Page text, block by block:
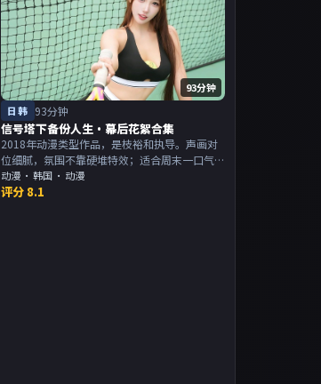
93分钟
日韩 93分钟
信号塔下备份人生·幕后花絮合集
2018年动漫类型作品，是枝裕和执导。声画对
位细腻，氛围不靠硬堆特效；适合周末一口气
追完。主演以演技派为主，适合喜欢强叙事与
人物关系的观众加入片单。
动漫 ·韩国 · 动漫
评分 8.1